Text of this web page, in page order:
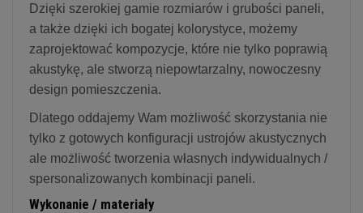
Dzięki szerokiej gamie rozmiarów i grubości paneli,
a także dzięki ich bogatej kolorystyce, możemy
zaprojektować kompozycje, które nie tylko poprawią
akustykę, ale stworzą niepowtarzalny, nowoczesny
design pomieszczenia.
Dlatego oddajemy Wam możliwość skorzystania nie
tylko z gotowych konfiguracji ustrojów akustycznych
ale możliwość tworzenia własnych indywidualnych /
spersonalizowanych kombinacji paneli.
Wykonanie / materiały